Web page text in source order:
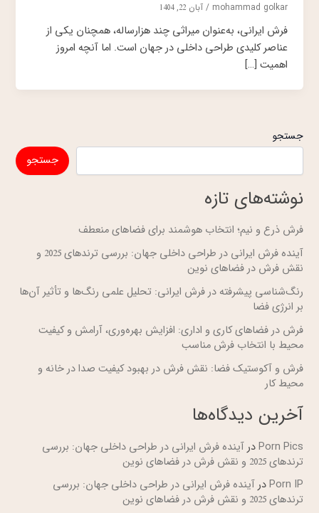
mohammad golkar
/آبان 22, 1404
فرش ایرانی، به‌عنوان میراثی چند هزارساله، همچنان یکی از
عناصر کلیدی طراحی داخلی در جهان است. اما آنچه امروز
اهمیت […]
جستجو
جستجو
نوشته‌های تازه
فرش ذرع و نیم؛ انتخاب هوشمند برای فضاهای منعطف
آینده فرش ایرانی در طراحی داخلی جهان: بررسی ترندهای 2025 و
نقش فرش در فضاهای نوین
رنگ‌شناسی پیشرفته در فرش ایرانی: تحلیل علمی رنگ‌ها و تأثیر آن‌ها
بر انرژی فضا
فرش در فضاهای کاری و اداری: افزایش بهره‌وری، آرامش و کیفیت
محیط با انتخاب فرش مناسب
فرش و آکوستیک فضا: نقش فرش در بهبود کیفیت صدا در خانه و
محیط کار
آخرین دیدگاه‌ها
Porn Picsدرآینده فرش ایرانی در طراحی داخلی جهان: بررسی
ترندهای 2025 و نقش فرش در فضاهای نوین
Porn IPدرآینده فرش ایرانی در طراحی داخلی جهان: بررسی
ترندهای 2025 و نقش فرش در فضاهای نوین